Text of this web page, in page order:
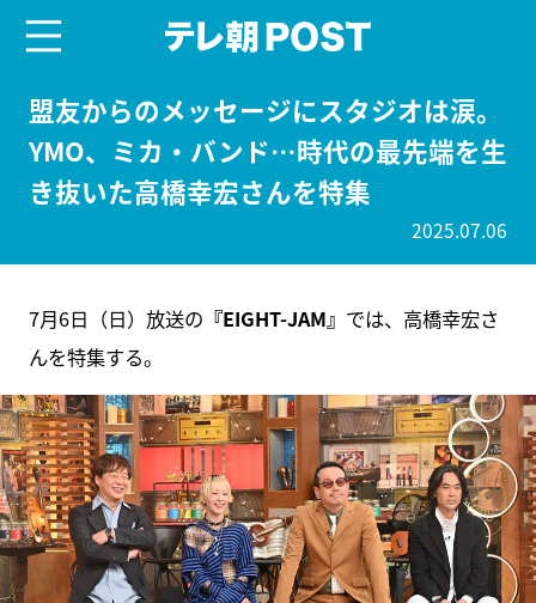
盟友からのメッセージにスタジオは涙。
YMO、ミカ・バンド…時代の最先端を生
き抜いた高橋幸宏さんを特集
2025.07.06
7月6日（日）放送の 『EIGHT-JAM』 では、高橋幸宏さ
んを特集する。